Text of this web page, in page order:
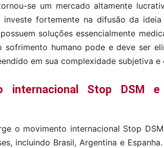
se um mercado altamente
investe fortemente na difusão da
soluções essencialmente
sofrimento humano pode e deve ser
em sua complexidade subjetiva e
internacional Stop DSM
o movimento internacional Stop
incluindo Brasil, Argentina e